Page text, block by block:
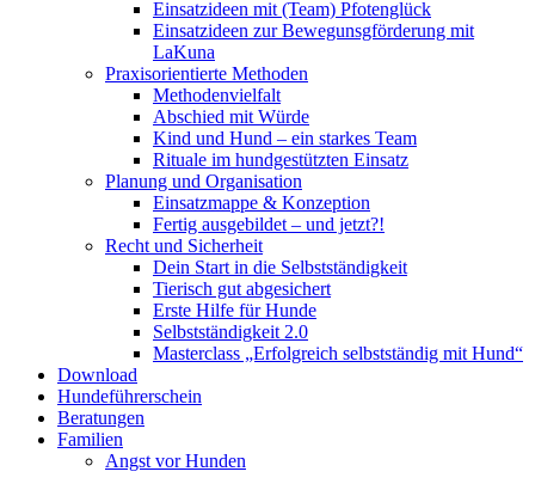
Einsatzideen mit (Team) Pfotenglück
Einsatzideen zur Bewegunsgförderung mit
LaKuna
Praxisorientierte Methoden
Methodenvielfalt
Abschied mit Würde
Kind und Hund – ein starkes Team
Rituale im hundgestützten Einsatz
Planung und Organisation
Einsatzmappe & Konzeption
Fertig ausgebildet – und jetzt?!
Recht und Sicherheit
Dein Start in die Selbstständigkeit
Tierisch gut abgesichert
Erste Hilfe für Hunde
Selbstständigkeit 2.0
Masterclass „Erfolgreich selbstständig mit Hund“
Download
Hundeführerschein
Beratungen
Familien
Angst vor Hunden